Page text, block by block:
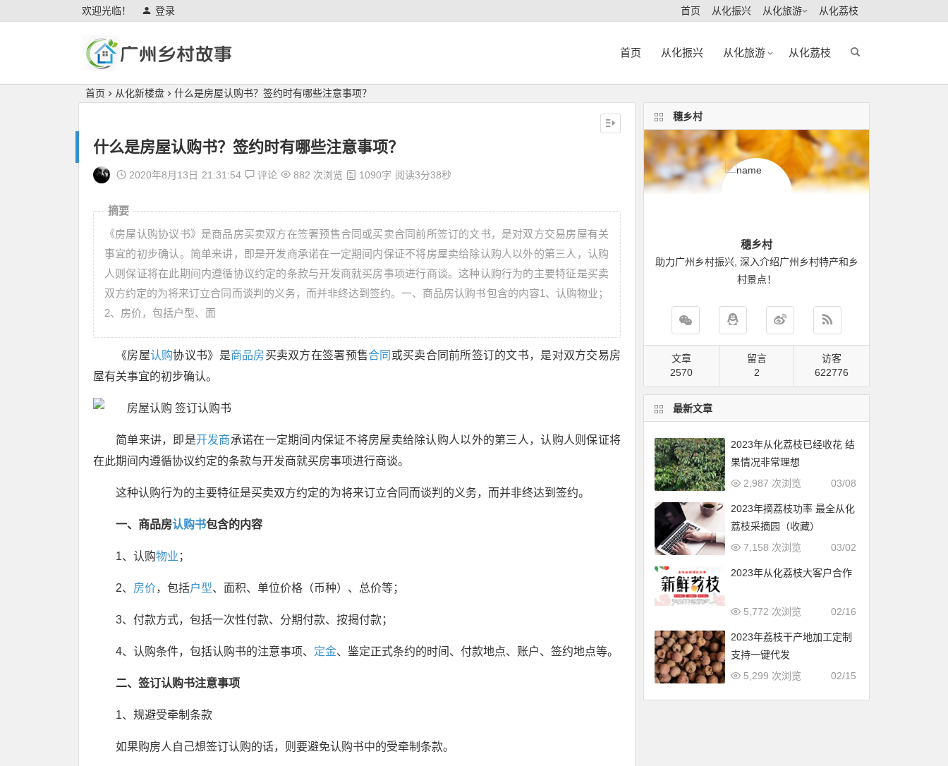
欢迎光临！ 登录 首页 从化振兴 从化旅游 从化荔枝
广州乡村故事
首页 从化振兴 从化旅游 从化荔枝
首页 从化新楼盘 什么是房屋认购书？签约时有哪些注意事项？
什么是房屋认购书？签约时有哪些注意事项？
2020年8月13日 21:31:54 评论 882 次浏览 1090字 阅读3分38秒
摘要
《房屋认购协议书》是商品房买卖双方在签署预售合同或买卖合同前所签订的文书，是对双方交易房屋有关
事宜的初步确认。简单来讲，即是开发商承诺在一定期间内保证不将房屋卖给除认购人以外的第三人，认购
人则保证将在此期间内遵循协议约定的条款与开发商就买房事项进行商谈。这种认购行为的主要特征是买卖
双方约定的为将来订立合同而谈判的义务，而并非终达到签约。一、商品房认购书包含的内容1、认购物业；
2、房价，包括户型、面
《房屋认购协议书》是商品房买卖双方在签署预售合同 或买卖合同前所签订的文书，是对双方交易房
屋有关事宜的初步确认。
简单来讲，即是开发商承诺在一定期间内保证不将房屋卖给除认购人以外的第三人，认购人则保证将
在此期间内遵循协议约定的条款与开发商就买房事项进行商谈。
这种认购行为的主要特征是买卖双方约定的为将来订立合同而谈判的义务，而并非终达到签约。
一、商品房认购书包含的内容
1、认购物业 ；
2、 房价，包括户型、面积、单位价格（币种）、总价等；
3、付款方式，包括一次性付款、分期付款、按揭付款；
4、认购条件，包括认购书的注意事项、 定金、鉴定正式条约的时间、付款地点、账户、签约地点等。
二、签订认购书注意事项
1、规避受牵制条款
如果购房人自己想签订认购的话，则要避免认购书中的受牵制条款。
穗乡村
穗乡村
助力广州乡村振兴, 深入介绍广州乡村特产和乡
村景点！
文章
2570
留言
2
访客
778470
最新文章
2023年从化荔枝已经收花 结
果情况非常理想
03/08
2,987 次浏览
2023年摘荔枝功率 最全从化
荔枝采摘园（收藏）
03/02
7,158 次浏览
2023年从化荔枝大客户合作
02/16
5,772 次浏览
2023年荔枝干产地加工定制
支持一键代发
02/15
5,299 次浏览